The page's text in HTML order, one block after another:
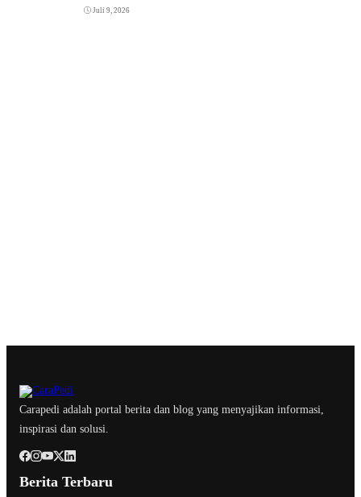
Juli 9, 2026
Carapedi adalah portal berita dan blog yang menyajikan informasi,
inspirasi dan solusi.
Berita Terbaru